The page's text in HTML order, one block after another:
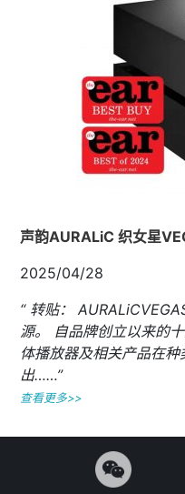
声韵AURALiC 织女星
2025/04/28
“ 转贴：
源。 自品牌创立以来的
体播放器及相关产品在
出……”
查看更多>>